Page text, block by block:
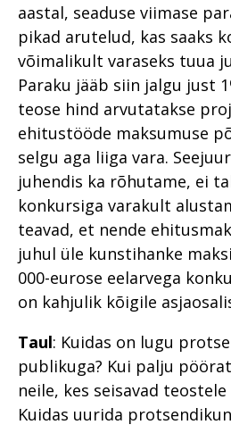
aastal, seaduse viimase
pikad arutelud, kas saaks
võimalikult varaseks tuua
Paraku jääb siin jalgu just
teose hind arvutatakse
ehitustööde maksumuse
selgu aga liiga vara.
juhendis ka rõhutame, ei
konkursiga varakult
teavad, et nende
juhul üle kunstihanke
000-eurose eelarvega
on kahjulik kõigile
Taul: Kuidas on lugu
publikuga? Kui palju
neile, kes seisavad
Kuidas uurida